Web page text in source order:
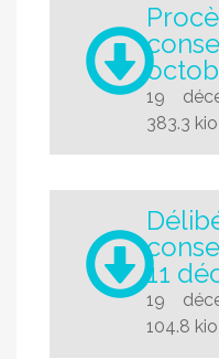
19
383.3 kio
11
19
104.8 kio